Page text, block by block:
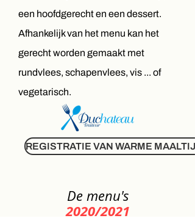
een hoofdgerecht en een dessert.
Afhankelijk van het menu kan het
gerecht worden gemaakt met
rundvlees, schapenvlees, vis ... of
vegetarisch.
REGISTRATIE VAN WARME
De menu's
2020/2021